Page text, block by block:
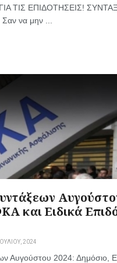
ΤΙΣ ΕΠΙΔΟΤΗΣΕΙΣ!
να μην ...
και Ειδικά
2024
Αυγούστου 2024: Δημόσιο,